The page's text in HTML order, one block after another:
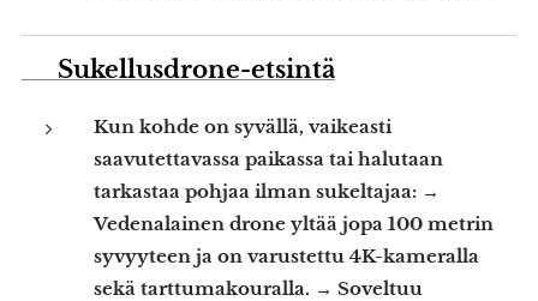
🚁 Sukellusdrone-etsintä
Kun kohde on syvällä, vaikeasti
saavutettavassa paikassa tai halutaan
tarkastaa pohjaa ilman sukeltajaa: →
Vedenalainen drone yltää jopa 100 metrin
syvyyteen ja on varustettu 4K-kameralla
sekä tarttumakouralla. → Soveltuu